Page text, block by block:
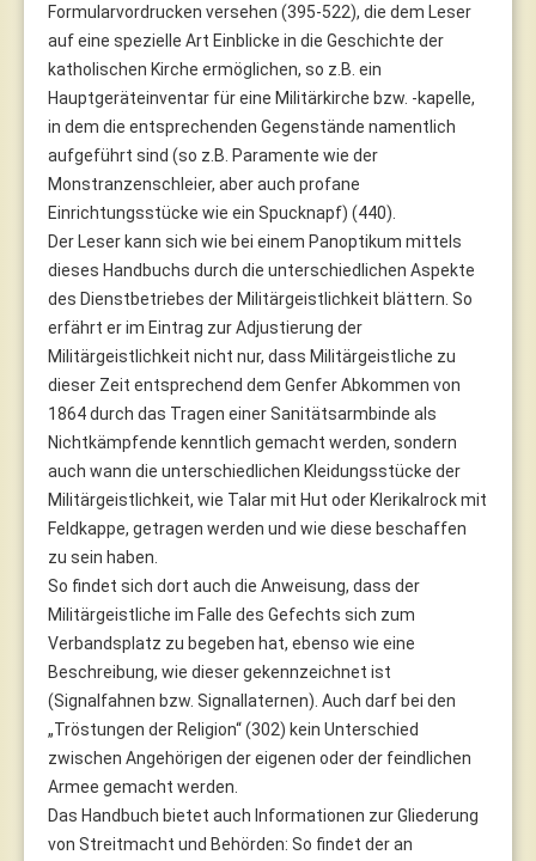
Formularvordrucken versehen (395-522), die dem Leser
auf eine spezielle Art Einblicke in die Geschichte der
katholischen Kirche ermöglichen, so z.B. ein
Hauptgeräteinventar für eine Militärkirche bzw. -kapelle,
in dem die entsprechenden Gegenstände namentlich
aufgeführt sind (so z.B. Paramente wie der
Monstranzenschleier, aber auch profane
Einrichtungsstücke wie ein Spucknapf) (440).
Der Leser kann sich wie bei einem Panoptikum mittels
dieses Handbuchs durch die unterschiedlichen Aspekte
des Dienstbetriebes der Militärgeistlichkeit blättern. So
erfährt er im Eintrag zur Adjustierung der
Militärgeistlichkeit nicht nur, dass Militärgeistliche zu
dieser Zeit entsprechend dem Genfer Abkommen von
1864 durch das Tragen einer Sanitätsarmbinde als
Nichtkämpfende kenntlich gemacht werden, sondern
auch wann die unterschiedlichen Kleidungsstücke der
Militärgeistlichkeit, wie Talar mit Hut oder Klerikalrock mit
Feldkappe, getragen werden und wie diese beschaffen
zu sein haben.
So findet sich dort auch die Anweisung, dass der
Militärgeistliche im Falle des Gefechts sich zum
Verbandsplatz zu begeben hat, ebenso wie eine
Beschreibung, wie dieser gekennzeichnet ist
(Signalfahnen bzw. Signallaternen). Auch darf bei den
„Tröstungen der Religion“ (302) kein Unterschied
zwischen Angehörigen der eigenen oder der feindlichen
Armee gemacht werden.
Das Handbuch bietet auch Informationen zur Gliederung
von Streitmacht und Behörden: So findet der an